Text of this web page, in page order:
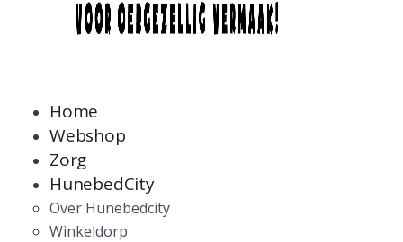
Home
Webshop
Zorg
HunebedCity
Over Hunebedcity
Winkeldorp